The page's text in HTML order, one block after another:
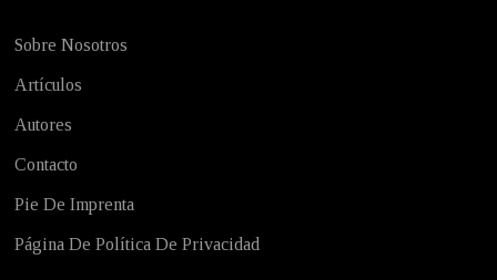
Sobre Nosotros
Artículos
Autores
Contacto
Pie De Imprenta
Página De Política De Privacidad